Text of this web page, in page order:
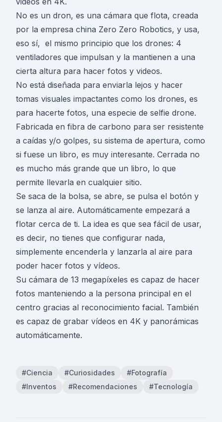
No es un dron, es una cámara que flota, creada
por la empresa china Zero Zero Robotics, y usa,
eso sí, el mismo principio que los drones: 4
ventiladores que impulsan y la mantienen a una
cierta altura para hacer fotos y videos.
No está diseñada para enviarla lejos y hacer
tomas visuales impactantes como los drones, es
para hacerte fotos, una especie de selfie drone.
Fabricada en fibra de carbono para ser resistente
a caídas y/o golpes, su sistema de apertura, como
si fuese un libro, es muy interesante. Cerrada no
es mucho más grande que un libro, lo que
permite llevarla en cualquier sitio.
Se saca de la bolsa, se abre, se pulsa el botón y
se lanza al aire. Automáticamente empezará a
flotar cerca de ti. La idea es que sea fácil de usar,
es decir, no tienes que configurar nada,
simplemente encenderla y lanzarla al aire para
poder hacer fotos y vídeos.
Su cámara de 13 megapíxeles es capaz de hacer
fotos manteniendo a la persona principal en el
centro gracias al reconocimiento facial. También
es capaz de grabar vídeos en 4K y panorámicas
automáticamente.
#Ciencia #Curiosidades
#Fotografía
#Inventos
#Recomendaciones #Tecnología